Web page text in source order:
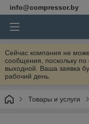
info@compressor.by
Сейчас компания не
сообщения, поскольку
выходной. Ваша заявка
рабочий день.
Товары и услуги